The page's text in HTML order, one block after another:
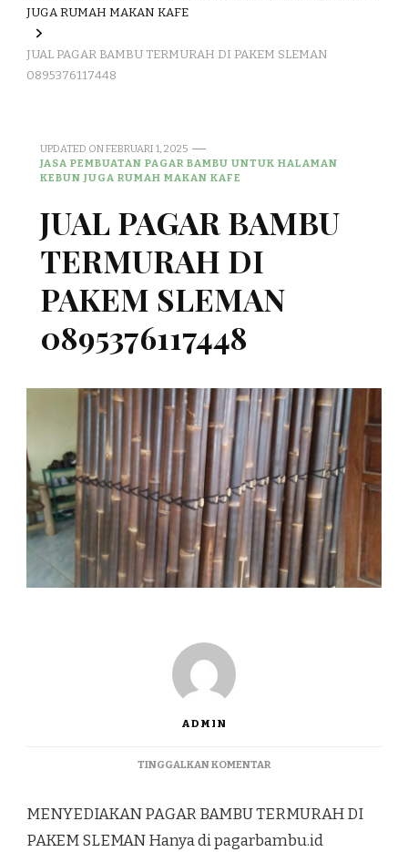
JUGA RUMAH MAKAN KAFE
JUAL PAGAR BAMBU TERMURAH DI PAKEM SLEMAN
0895376117448
UPDATED ONFEBRUARI 1, 2025
JASA PEMBUATAN PAGAR BAMBU UNTUK HALAMAN
KEBUN JUGA RUMAH MAKAN KAFE
JUAL PAGAR BAMBU
TERMURAH DI
PAKEM SLEMAN
0895376117448
ADMIN
TINGGALKAN KOMENTARPADA
BAMBU
TERMURAH
MENYEDIAKAN PAGAR BAMBU TERMURAH DI
PAKEM SLEMAN Hanya di pagarbambu.id